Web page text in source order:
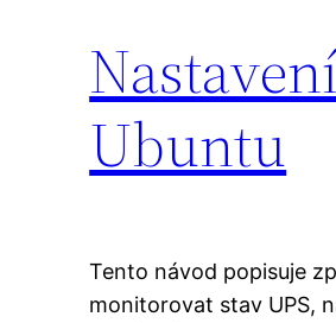
Ubuntu
Tento návod popisuje
monitorovat stav UPS,